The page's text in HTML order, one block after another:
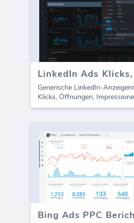
Generische LinkedIn-
Klicks, Öffnungen,